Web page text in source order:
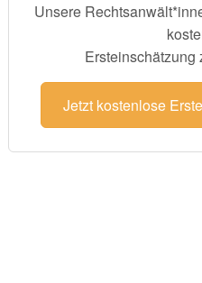
Unsere
Ersteinschätzung
Jetzt kostenlose